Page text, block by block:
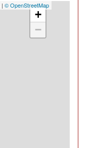
+
−
| © OpenStreetMap